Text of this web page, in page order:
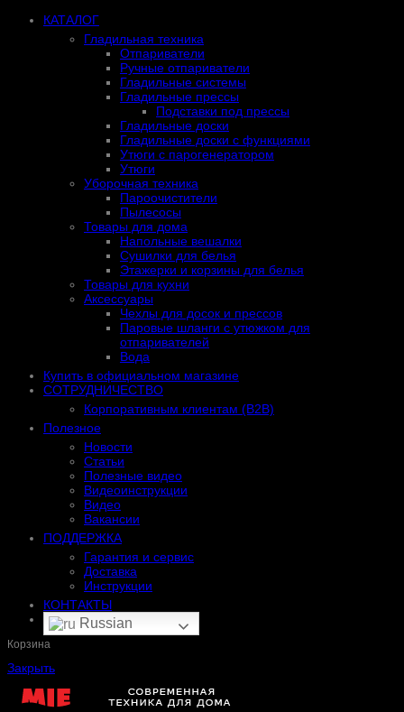
КАТАЛОГ
Гладильная техника
Отпариватели
Ручные отпариватели
Гладильные системы
Гладильные прессы
Подставки под прессы
Гладильные доски
Гладильные доски с функциями
Утюги с парогенератором
Утюги
Уборочная техника
Пароочистители
Пылесосы
Товары для дома
Напольные вешалки
Сушилки для белья
Этажерки и корзины для белья
Товары для кухни
Аксессуары
Чехлы для досок и прессов
Паровые шланги с утюжком для
отпаривателей
Вода
Купить в официальном магазине
СОТРУДНИЧЕСТВО
Корпоративным клиентам (B2B)
Полезное
Новости
Статьи
Полезные видео
Видеоинструкции
Видео
Вакансии
ПОДДЕРЖКА
Гарантия и сервис
Доставка
Инструкции
КОНТАКТЫ
Russian
Корзина
Закрыть